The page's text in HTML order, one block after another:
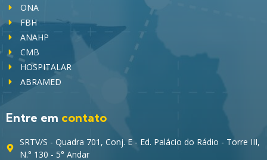
ONA
FBH
ANAHP
CMB
HOSPITALAR
ABRAMED
Entre em contato
SRTV/S - Quadra 701, Conj. E - Ed. Palácio do Rádio - Torre III,
N.° 130 - 5° Andar